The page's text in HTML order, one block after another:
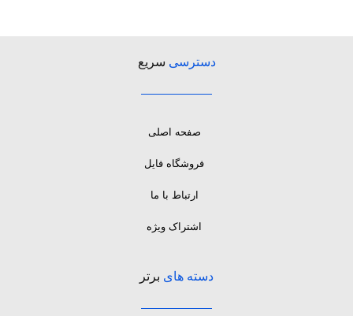
دسترسی سریع
صفحه اصلی
فروشگاه فایل
ارتباط با ما
اشتراک ویژه
دسته های برتر